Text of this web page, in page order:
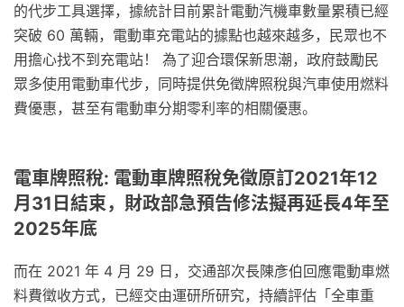
的代步工具選擇，據統計目前累計電動汽機車數量累積已經
突破 60 萬輛，電動車充電站的據點也越來越多，民眾也不
用擔心找不到充電站！ 為了迎合環保新思潮，政府鼓勵民
眾多使用電動車代步，同時提供免徵牌照稅與汽車使用燃料
費優惠，甚至有電動車分期零利率的相關優惠。
電車牌照稅: 電動車牌照稅免徵原訂2021年12
月31日結束，財政部急預告修法擬再延長4年至
2025年底
而在 2021 年 4 月 29 日，交通部次長陳彥伯回應電動車燃
料費徵收方式，已經交由運研所研究，持續評估「全車重